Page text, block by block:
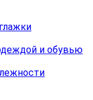
и обувью